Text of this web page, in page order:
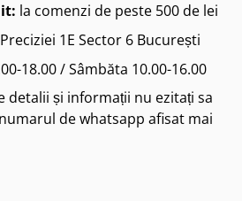
la comenzi de peste 500 de lei
1E Sector 6 București
18.00 / Sâmbăta 10.00-16.00
detalii și informații nu ezitați sa
de whatsapp afisat mai